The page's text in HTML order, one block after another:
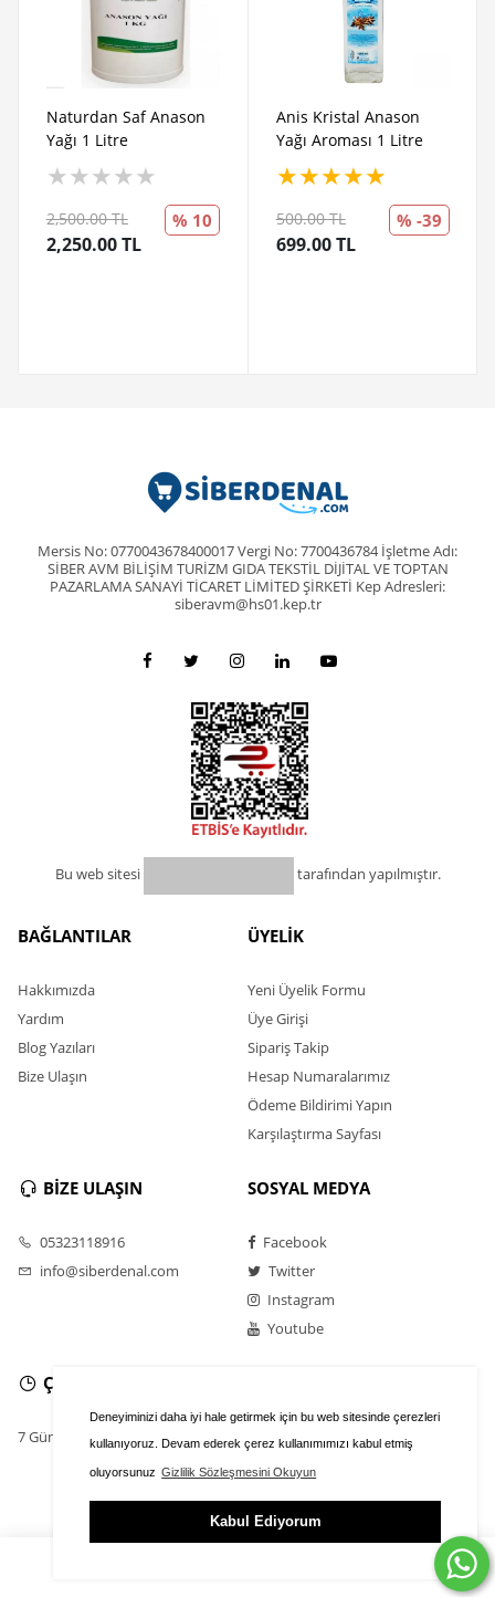
Deneyiminizi daha iyi hale getirmek için bu web sitesinde çerezleri
kullanıyoruz. Devam ederek çerez kullanımımızı kabul etmiş
oluyorsunuz Gizlilik Sözleşmesini Okuyun
Kabul Ediyorum
Naturdan Saf Anason
Yağı 1 Litre
★★★★★
2,500.00 TL
2,250.00 TL
% 10
Anis Kristal Anason
Yağı Aroması 1 Litre
★★★★★
500.00 TL
699.00 TL
% -39
Mersis No: 0770043678400017 Vergi No: 7700436784 İşletme Adı:
SİBER AVM BİLİŞİM TURİZM GIDA TEKSTİL DİJİTAL VE TOPTAN
PAZARLAMA SANAYİ TİCARET LİMİTED ŞİRKETİ Kep Adresleri:
siberavm@hs01.kep.tr
Bu web sitesi tarafından yapılmıştır.
BAĞLANTILAR
Hakkımızda
Yardım
Blog Yazıları
Bize Ulaşın
ÜYELİK
Yeni Üyelik Formu
Üye Girişi
Sipariş Takip
Hesap Numaralarımız
Ödeme Bildirimi Yapın
Karşılaştırma Sayfası
BİZE ULAŞIN
05323118916
info@siberdenal.com
SOSYAL MEDYA
Facebook
Twitter
Instagram
Youtube
ÇALIŞMA SAATLERİ
7 Gün / 24 Saat